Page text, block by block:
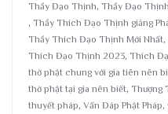
Thầy Đạo Thịnh, Thầy Đạo
, Thầy Thích Đạo Thịnh giảng
Thầy Thích Đạo Thịnh Mới Nhất,
Thích Đạo Thịnh 2023, Thích
thờ phật chung với gia tiên nên
thờ phật tại gia nên biết, Thượng
thuyết pháp, Vấn Đáp Phật Pháp,